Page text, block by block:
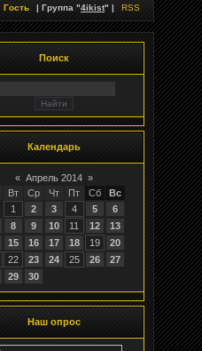
Гость | Группа "4ikist" | RSS
Поиск
Календарь
« Апрель 2014 »
Вт Ср Чт Пт Сб
Вс
1
2 3 4 5
6
8 9 10 11 12
13
15 16 17 18 19
20
22 23 24 25 26
27
29 30
Наш опрос